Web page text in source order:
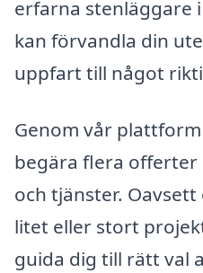
erfarna stenläggare
kan förvandla din
uppfart till något
Genom vår
begära flera
och tjänster.
litet eller stort
guida dig till rätt val